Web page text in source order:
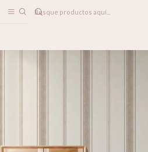
PAPELES MURALES TEXTILES Olivia